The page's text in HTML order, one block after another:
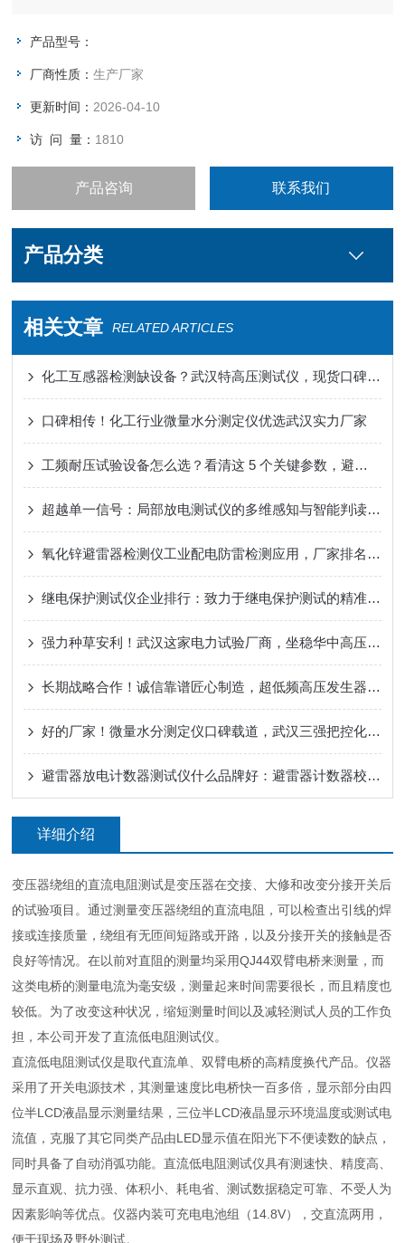
产品型号：
厂商性质：生产厂家
更新时间： 2026-04-10
访 问 量： 1810
产品咨询 联系我们
产品分类
相关文章 RELATED ARTICLES
化工互感器检测缺设备？武汉特高压测试仪，现货口碑赢 200 + 企业信赖
口碑相传！化工行业微量水分测定仪优选武汉实力厂家
工频耐压试验设备怎么选？看清这 5 个关键参数，避免踩坑
超越单一信号：局部放电测试仪的多维感知与智能判读之道
氧化锌避雷器检测仪工业配电防雷检测应用，厂家排名选型参考
继电保护测试仪企业排行：致力于继电保护测试的精准与高效
强力种草安利！武汉这家电力试验厂商，坐稳华中高压口碑！电缆故障测试仪
长期战略合作！诚信靠谱匠心制造，超低频高压发生器认准武汉特高压电力科技
好的厂家！微量水分测定仪口碑载道，武汉三强把控化工“纯度关”
避雷器放电计数器测试仪什么品牌好：避雷器计数器校验设备的角色与技术实现
详细介绍
变压器绕组的直流电阻测试是变压器在交接、大修和改变分接开关后
的试验项目。通过测量变压器绕组的直流电阻，可以检查出引线的焊
接或连接质量，绕组有无匝间短路或开路，以及分接开关的接触是否
良好等情况。在以前对直阻的测量均采用QJ44双臂电桥来测量，而
这类电桥的测量电流为毫安级，测量起来时间需要很长，而且精度也
较低。为了改变这种状况，缩短测量时间以及减轻测试人员的工作负
担，本公司开发了直流低电阻测试仪。
直流低电阻测试仪是取代直流单、双臂电桥的高精度换代产品。仪器
采用了开关电源技术，其测量速度比电桥快一百多倍，显示部分由四
位半LCD液晶显示测量结果，三位半LCD液晶显示环境温度或测试电
流值，克服了其它同类产品由LED显示值在阳光下不便读数的缺点，
同时具备了自动消弧功能。直流低电阻测试仪具有测速快、精度高、
显示直观、抗力强、体积小、耗电省、测试数据稳定可靠、不受人为
因素影响等优点。仪器内装可充电电池组（14.8V），交直流两用，
便于现场及野外测试。